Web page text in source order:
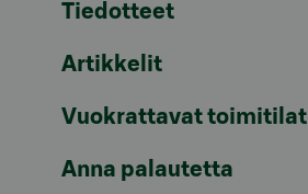
Tiedotteet
Artikkelit
Vuokrattavat toimitilat
Anna palautetta